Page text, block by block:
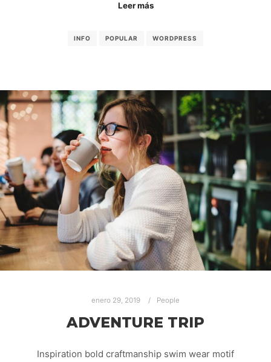
Leer más
INFO POPULAR WORDPRESS
enero 29, 2019 People
ADVENTURE TRIP
Inspiration bold craftmanship swim wear motif